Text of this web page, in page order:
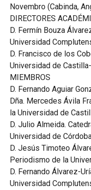
Novembro (Cabinda,
DIRECTORES
D. Fermín Bouza
Universidad
D. Francisco de los
Universidad de
MIEMBROS
D. Fernando Aguiar
Dña. Mercedes Ávila
la Universidad de
D. Julio Almeida.
Universidad de
D. Jesús Timoteo
Periodismo de la
D. Fernando Álvarez-
Universidad